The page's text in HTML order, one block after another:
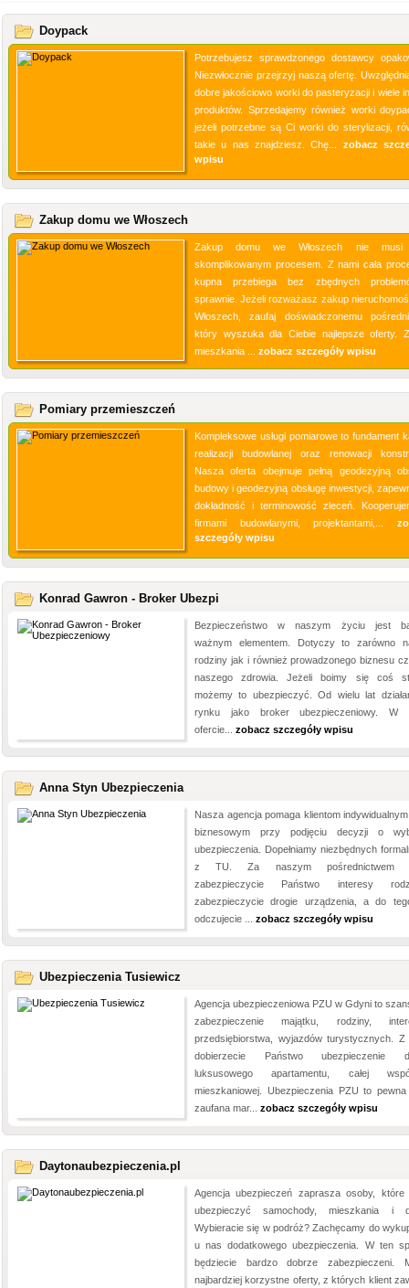
Doypack
Potrzebujesz sprawdzonego dostawcy
Niezwłocznie przejrzyj naszą ofertę.
dobre jakościowo worki do pasteryzacji i wiele
produktów. Sprzedajemy również worki
jeżeli potrzebne są Ci worki do sterylizacji,
takie u nas znajdziesz. Chę... zobacz
wpisu
Zakup domu we Włoszech
Zakup domu we Włoszech nie
skomplikowanym procesem. Z nami cała
kupna przebiega bez zbędnych
sprawnie. Jeżeli rozważasz zakup
Włoszech, zaufaj doświadczonemu
który wyszuka dla Ciebie najlepsze oferty.
mieszkania ... zobacz szczegóły wpisu
Pomiary przemieszczeń
Kompleksowe usługi pomiarowe to fundament
realizacji budowlanej oraz renowacji
Nasza oferta obejmuje pełną geodezyjną
budowy i geodezyjną obsługę inwestycji,
dokładność i terminowość zleceń.
firmami budowlanymi, projektantami,...
szczegóły wpisu
Konrad Gawron - Broker Ubezpi
Bezpieczeństwo w naszym życiu jest
ważnym elementem. Dotyczy to zarówno
rodziny jak i również prowadzonego biznesu
naszego zdrowia. Jeżeli boimy się coś
możemy to ubezpieczyć. Od wielu lat
rynku jako broker ubezpieczeniowy. W
ofercie... zobacz szczegóły wpisu
Anna Styn Ubezpieczenia
Nasza agencja pomaga klientom
biznesowym przy podjęciu decyzji o
ubezpieczenia. Dopełniamy niezbędnych
z TU. Za naszym pośrednictwem
zabezpieczycie Państwo interesy
zabezpieczycie drogie urządzenia, a do
odczujecie ... zobacz szczegóły wpisu
Ubezpieczenia Tusiewicz
Agencja ubezpieczeniowa PZU w Gdyni to
zabezpieczenie majątku, rodziny,
przedsiębiorstwa, wyjazdów turystycznych. Z
dobierzecie Państwo ubezpieczenie
luksusowego apartamentu, całej
mieszkaniowej. Ubezpieczenia PZU to
zaufana mar... zobacz szczegóły wpisu
Daytonaubezpieczenia.pl
Agencja ubezpieczeń zaprasza osoby, które
ubezpieczyć samochody, mieszkania i
Wybieracie się w podróż? Zachęcamy do
u nas dodatkowego ubezpieczenia. W ten
będziecie bardzo dobrze zabezpieczeni.
najbardziej korzystne oferty, z których klient